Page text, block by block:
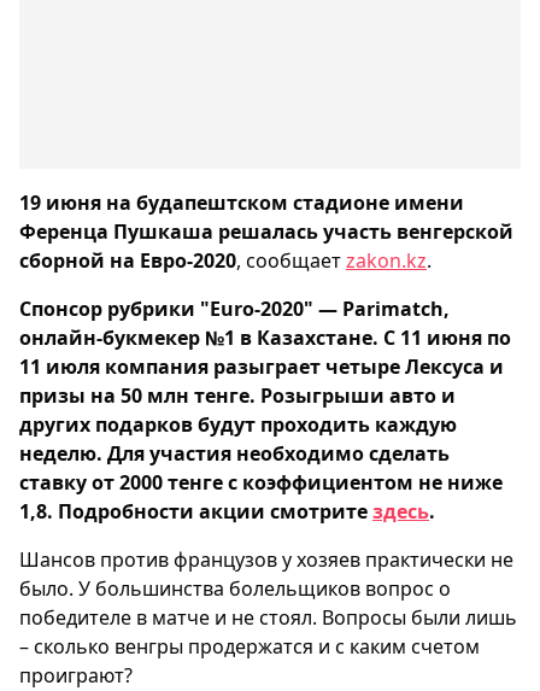
19 июня на будапештском стадионе имени
Ференца Пушкаша решалась участь венгерской
сборной на Евро-2020, сообщаетzakon.kz.
Спонсор рубрики "Euro-2020" — Parimatch,
онлайн-букмекер №1 в Казахстане. С 11 июня по
11 июля компания разыграет четыре Лексуса и
призы на 50 млн тенге. Розыгрыши авто и
других подарков будут проходить каждую
неделю. Для участия необходимо сделать
ставку от 2000 тенге с коэффициентом не ниже
1,8. Подробности акции смотритездесь.
Шансов против французов у хозяев практически не
было. У большинства болельщиков вопрос о
победителе в матче и не стоял. Вопросы были лишь
– сколько венгры продержатся и с каким счетом
проиграют?